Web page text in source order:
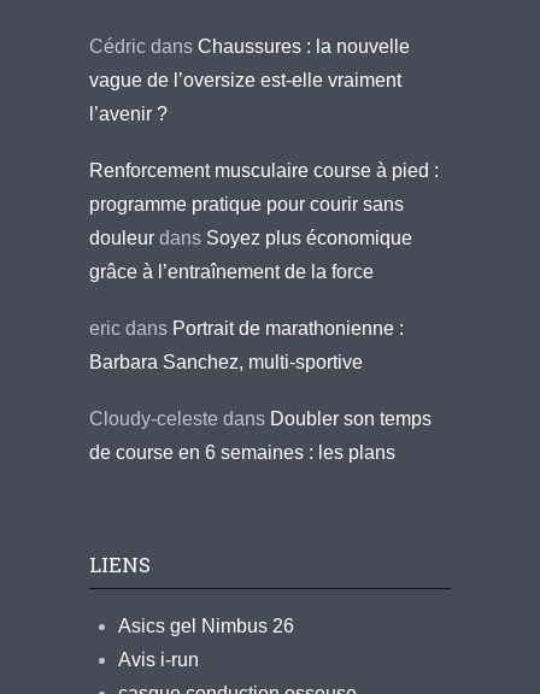
Cédric dans Chaussures : la nouvelle
vague de l’oversize est-elle vraiment
l’avenir ?
Renforcement musculaire course à pied :
programme pratique pour courir sans
douleur dans Soyez plus économique
grâce à l’entraînement de la force
eric dans Portrait de marathonienne :
Barbara Sanchez, multi-sportive
Cloudy-celeste dans Doubler son temps
de course en 6 semaines : les plans
LIENS
Asics gel Nimbus 26
Avis i-run